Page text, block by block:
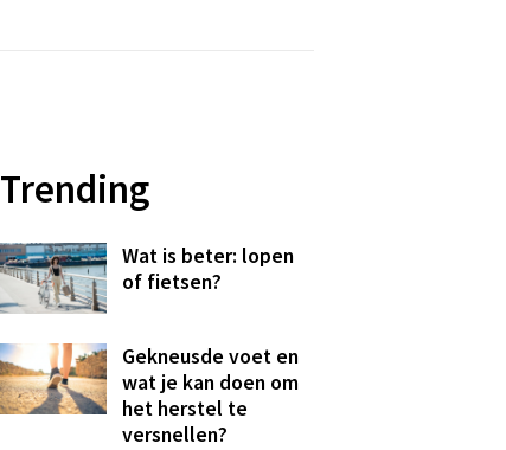
Trending
Wat is beter: lopen
of fietsen?
Gekneusde voet en
wat je kan doen om
het herstel te
versnellen?